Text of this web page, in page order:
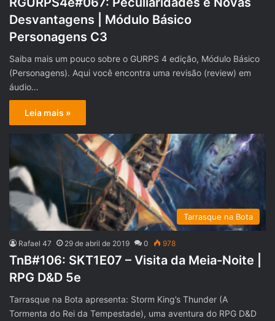
Desvantagens | Módulo Básico
Personagens C3
Saiba mais um pouco sobre o GURPS 4 edição, Módulo Básico
(Personagens). Aqui você encontra uma revisão (review) em
áudio…
Leia mais »
Tarrasque na Bota
Rafael 47 29 de abril de 2019 0 978
TnB#106: SKT1E07 – Visita da Meia-Noite |
RPG D&D 5e
Tarrasque na Bota apresenta: Storm King’s Thunder (A
Tormenta do Rei da Tempestade), uma aventura do RPG D&D